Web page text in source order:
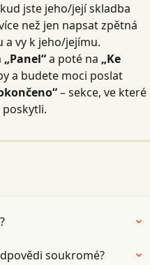
jste jeho/její skladba
než jen napsat zpětná
a vy k jeho/jejímu.
„Panel“ a poté na „Ke
a budete moci poslat
– sekce, ve které
soukromé?